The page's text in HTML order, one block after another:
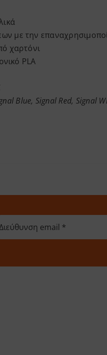
με την
χαρτόνι
PLA
Blue, Signal Red, Signal